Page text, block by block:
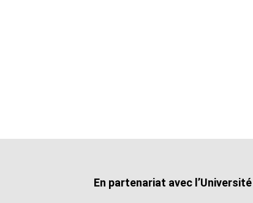
En partenariat avec l’Université